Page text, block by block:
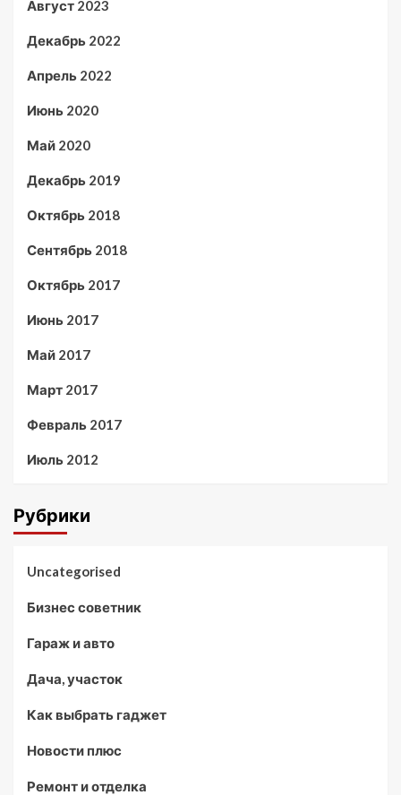
Август 2023
Декабрь 2022
Апрель 2022
Июнь 2020
Май 2020
Декабрь 2019
Октябрь 2018
Сентябрь 2018
Октябрь 2017
Июнь 2017
Май 2017
Март 2017
Февраль 2017
Июль 2012
Рубрики
Uncategorised
Бизнес советник
Гараж и авто
Дача, участок
Как выбрать гаджет
Новости плюс
Ремонт и отделка